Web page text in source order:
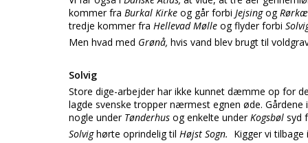
kommer fra Burkal Kirke og går forbi Jejsingog
tredje kommer fra Hellevad Mølle og flyder forbi
Men hvad med Grønå, hvis vand blev brugt til
Solvig
Store dige-arbejder har ikke kunnet dæmme op for
lagde svenske tropper nærmest egnen øde. Gårdene
nogle under Tønderhus og enkelte underKogsbøl syd
Solvighørte oprindelig til Højst Sogn. Kigger vi